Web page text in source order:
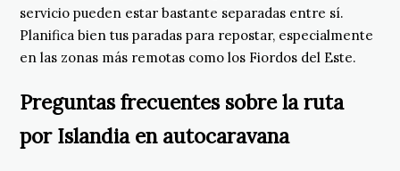
servicio pueden estar bastante separadas entre sí.
Planifica bien tus paradas para repostar, especialmente
en las zonas más remotas como los Fiordos del Este.
Preguntas frecuentes sobre la ruta
por Islandia en autocaravana